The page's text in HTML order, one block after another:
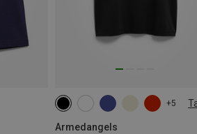
+5
Armedangels
XS M XL